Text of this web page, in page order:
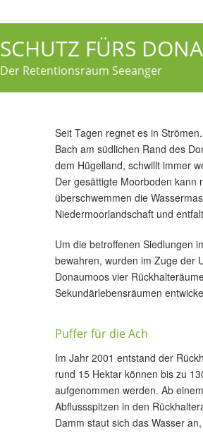
SCHUTZ FÜRS
Der Retentionsraum Seeanger
Seit Tagen regnet es in
Bach am südlichen Rand des
dem Hügelland, schwillt immer
Der gesättigte Moorboden kann
überschwemmen die
Niedermoorlandschaft und
Um die betroffenen Siedlungen
bewahren, wurden im Zuge der
Donaumoos vier
Sekundärlebensräumen
Puffer für die Ach
Im Jahr 2001 entstand der
rund 15 Hektar können bis zu
aufgenommen werden. Ab
Abflussspitzen in den
Damm staut sich das Wasser